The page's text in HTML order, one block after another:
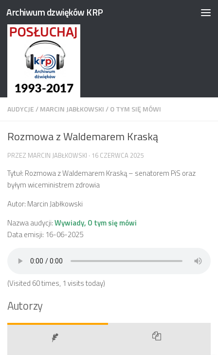
Przejdź do treści
Archiwum dzwięków KRP
AUDYCJE/MARCIN JABŁKOWSKI/O TYM SIĘ MÓWI
Rozmowa z Waldemarem Kraską
PRZEZ MARCIN JABŁKOWSKI · 16 CZERWCA 2025
Tytuł: Rozmowa z Waldemarem Kraską – senatorem PiS oraz
byłym wiceministrem zdrowia
Autor: Marcin Jabłkowski
Nazwa audycji:Wywiady, O tym się mówi
Data emisji: 16-06-2025
(Visited 60 times, 1 visits today)
Autorzy